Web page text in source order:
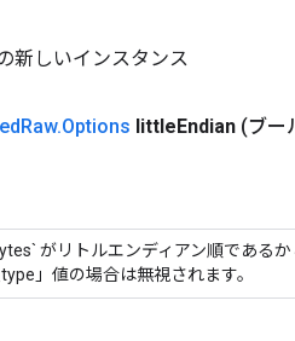
新しいインスタンス
Raw.Options littleEndian (ブー
がリトルエンディアン順である
」値の場合は無視されます。